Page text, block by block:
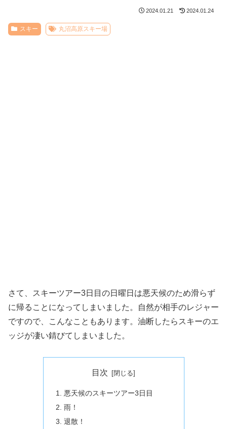
2024.01.21 2024.01.24
スキー 丸沼高原スキー場
さて、スキーツアー3日目の日曜日は悪天候のため滑らず
に帰ることになってしまいました。自然が相手のレジャー
ですので、こんなこともあります。油断したらスキーのエ
ッジが凄い錆びてしまいました。
目次
悪天候のスキーツアー3日目
雨！
退散！